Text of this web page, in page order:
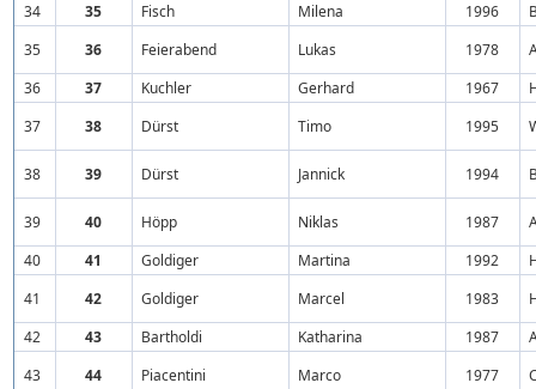
34
35 Fisch Milena 1996
35
36 Feierabend Lukas 1978
36
37 Kuchler Gerhard 1967
37
38 Dürst Timo 1995
38 39 Dürst Jannick 1994
39 40 Höpp Niklas 1987
40
41 Goldiger Martina 1992
41
42 Goldiger Marcel 1983
42
43 Bartholdi Katharina 1987
43
44 Piacentini Marco 1977